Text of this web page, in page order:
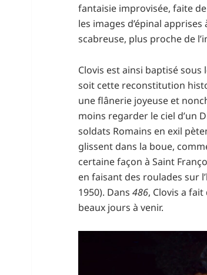
fantaisie improvisée, faite
les images d’épinal
scabreuse, plus proche de
Clovis est ainsi baptisé
soit cette reconstitution
une flânerie joyeuse et
moins regarder le ciel d’un
soldats Romains en exil
glissent dans la boue,
certaine façon à Saint
en faisant des roulades sur
1950). Dans486, Clovis a
beaux jours à venir.